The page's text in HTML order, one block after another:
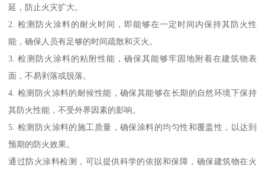
延，防止火灾扩大。
2. 检测防火涂料的耐火时间，即能够在一定时间内保持其防火性
能，确保人员有足够的时间疏散和灭火。
3. 检测防火涂料的粘附性能，确保其能够牢固地附着在建筑物表
面，不易剥落或脱落。
4. 检测防火涂料的耐候性能，确保其能够在长期的自然环境下保持
其防火性能，不受外界因素的影响。
5. 检测防火涂料的施工质量，确保涂料的均匀性和覆盖性，以达到
预期的防火效果。
通过防火涂料检测，可以提供科学的依据和保障，确保建筑物在火